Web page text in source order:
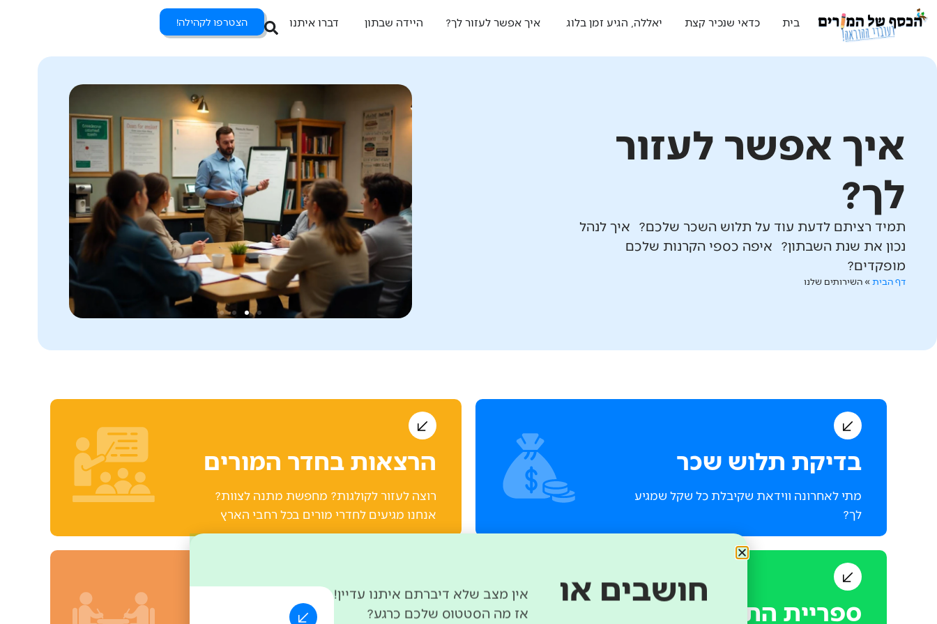
בית כדאי שנכיר קצת יאללה, הגיע זמן בלוג איך אפשר לעזור לך? היידה שבתון דברו איתנו הצטרפו לקהילה!
איך אפשר לעזור
לך?
תמיד רציתם לדעת עוד על תלוש השכר שלכם? איך לנהל
נכון את שנת השבתון? איפה כספי הקרנות שלכם
מופקדים?
דף הבית »השירותים שלנו
בדיקת תלוש שכר
מתי לאחרונה ווידאת שקיבלת כל שקל שמגיע
לך?
הרצאות בחדר המורים
רוצה לעזור לקולגות? מחפשת מתנה לצוות?
אנחנו מגיעים לחדרי מורים בכל רחבי הארץ
ספריית התוכן ייעוצים
חושבים או
אז מה הסטטוס שלכם כרגע?